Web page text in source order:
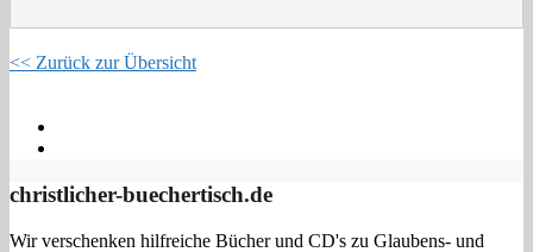
<< Zurück zur Übersicht
christlicher-buechertisch.de
Wir verschenken hilfreiche Bücher und CD's zu Glaubens- und